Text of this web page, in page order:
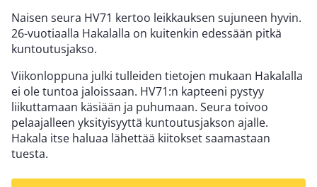
Naisen seura HV71 kertoo leikkauksen sujuneen hyvin.
26-vuotiaalla Hakalalla on kuitenkin edessään pitkä
kuntoutusjakso.
Viikonloppuna julki tulleiden tietojen mukaan Hakalalla
ei ole tuntoa jaloissaan. HV71:n kapteeni pystyy
liikuttamaan käsiään ja puhumaan. Seura toivoo
pelaajalleen yksityisyyttä kuntoutusjakson ajalle.
Hakala itse haluaa lähettää kiitokset saamastaan
tuesta.